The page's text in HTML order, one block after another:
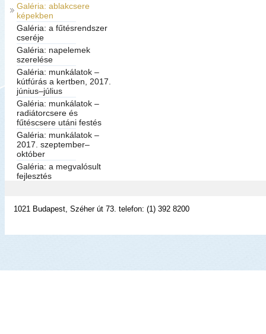
Galéria: ablakcsere
képekben
Galéria: a fűtésrendszer
cseréje
Galéria: napelemek
szerelése
Galéria: munkálatok –
kútfúrás a kertben, 2017.
június–július
Galéria: munkálatok –
radiátorcsere és
fűtéscsere utáni festés
Galéria: munkálatok –
2017. szeptember–
október
Galéria: a megvalósult
fejlesztés
1021 Budapest, Széher út 73. telefon: (1) 392 8200